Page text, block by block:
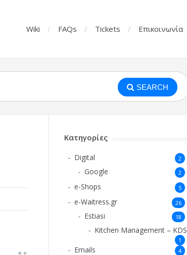
Wiki FAQs Tickets Επικοινωνία
SEARCH
Κατηγορίες
Digital 2
Google 2
e-Shops 5
e-Waitress.gr 26
Estiasi 18
Kitchen Management – KDS
1
Emails 4